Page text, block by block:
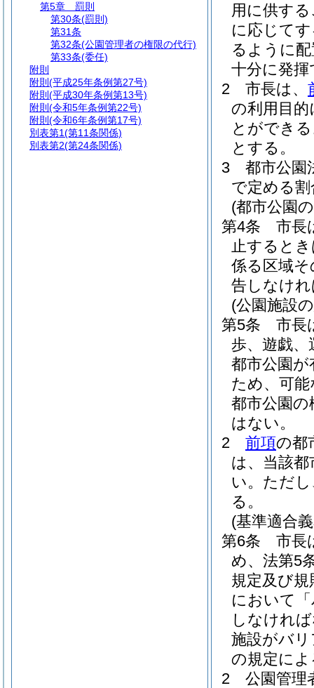
用に供す
に応じて
るように
十分に発
2
市長は、
の利用目
とができ
とする。
3
都市公園
で定める
(都市公園
第4条
市長
止すると
係る区域
告しなけ
(公園施設
第5条
市長
歩、遊戯、
都市公園
ため、可
都市公園
はない。
2
前項の都
は、当該
い。 ただ
る。
(基準適合
第6条
市長
め、法第5
規定及び
において
しなけれ
施設がバ
の規定に
2
公園管理
第5章
罰則
第30条(罰則)
第31条
第32条(公園管理者の権限の代行)
第33条(委任)
附則
附則 (平成25年条例第27号)
附則 (平成30年条例第13号)
附則 (令和5年条例第22号)
附則 (令和6年条例第17号)
別表第1(第11条関係)
別表第2(第24条関係)